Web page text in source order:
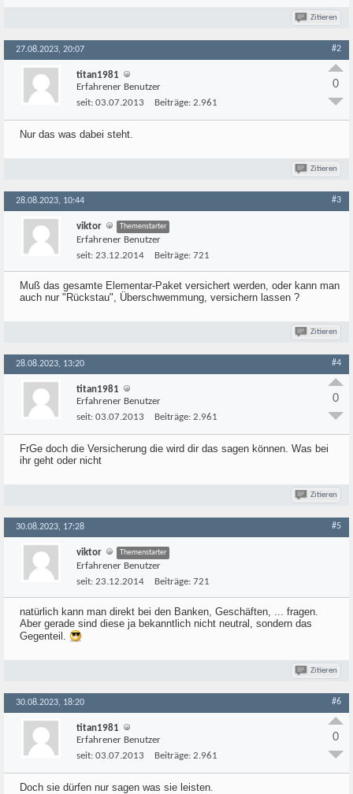
Zitieren
27.08.2023, 20:07 #2
titan1981
Erfahrener Benutzer
seit: 03.07.2013 Beiträge: 2.961
0
Nur das was dabei steht.
Zitieren
28.08.2023, 10:44 #3
viktor Themenstarter
Erfahrener Benutzer
seit: 23.12.2014 Beiträge: 721
Muß das gesamte Elementar-Paket versichert werden, oder kann man
auch nur "Rückstau", Überschwemmung, versichern lassen ?
Zitieren
28.08.2023, 13:20 #4
titan1981
Erfahrener Benutzer
seit: 03.07.2013 Beiträge: 2.961
0
FrGe doch die Versicherung die wird dir das sagen können. Was bei
ihr geht oder nicht
Zitieren
30.08.2023, 17:28 #5
viktor Themenstarter
Erfahrener Benutzer
seit: 23.12.2014 Beiträge: 721
natürlich kann man direkt bei den Banken, Geschäften, ... fragen.
Aber gerade sind diese ja bekanntlich nicht neutral, sondern das
Gegenteil.
Zitieren
30.08.2023, 18:20 #6
titan1981
Erfahrener Benutzer
seit: 03.07.2013 Beiträge: 2.961
0
Doch sie dürfen nur sagen was sie leisten.